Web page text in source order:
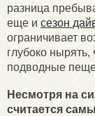
разница
еще и сезон
ограничивает
глубоко
подводные
Несмотря на
считается